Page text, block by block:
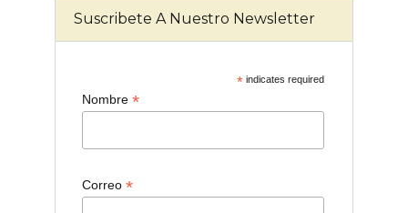
Suscribete A Nuestro Newsletter
*indicates required
Nombre *
Correo *